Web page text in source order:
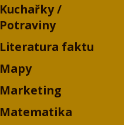
Kuchařky /
Potraviny
Literatura faktu
Mapy
Marketing
Matematika